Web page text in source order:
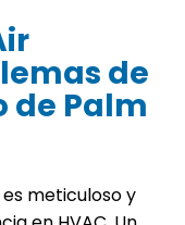
de
de Palm
meticuloso y